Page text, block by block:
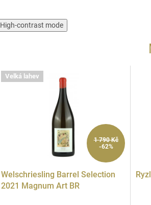
High-contrast mode
Velká lahev
1 790 Kč
-62%
Welschriesling Barrel Selection
2021 Magnum Art BR